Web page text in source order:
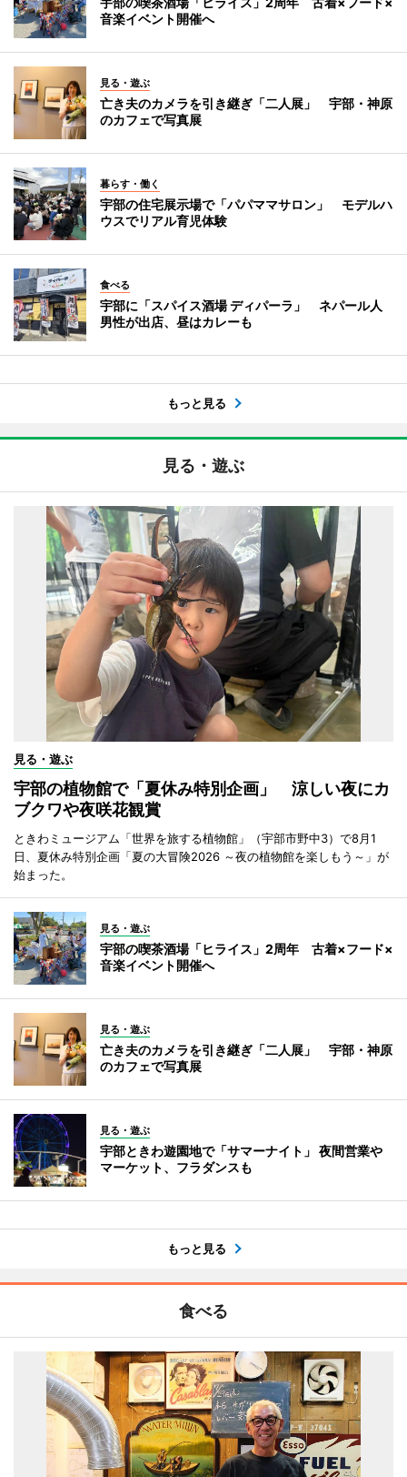
音楽イベント開催へ
見る・遊ぶ
亡き夫のカメラを引き継ぎ「二人展」 宇部・神原
のカフェで写真展
暮らす・働く
宇部の住宅展示場で「パパママサロン」 モデルハ
ウスでリアル育児体験
食べる
宇部に「スパイス酒場 ディパーラ」 ネパール人
男性が出店、昼はカレーも
もっと見る
見る・遊ぶ
見る・遊ぶ
宇部の植物館で「夏休み特別企画」 涼しい夜にカ
ブクワや夜咲花観賞
ときわミュージアム「世界を旅する植物館」（宇部市野中3）で8月1
日、夏休み特別企画「夏の大冒険2026 ～夜の植物館を楽しもう～」が
始まった。
見る・遊ぶ
宇部の喫茶酒場「ヒライス」2周年 古着×フード×
音楽イベント開催へ
見る・遊ぶ
亡き夫のカメラを引き継ぎ「二人展」 宇部・神原
のカフェで写真展
見る・遊ぶ
宇部ときわ遊園地で「サマーナイト」 夜間営業や
マーケット、フラダンスも
もっと見る
食べる